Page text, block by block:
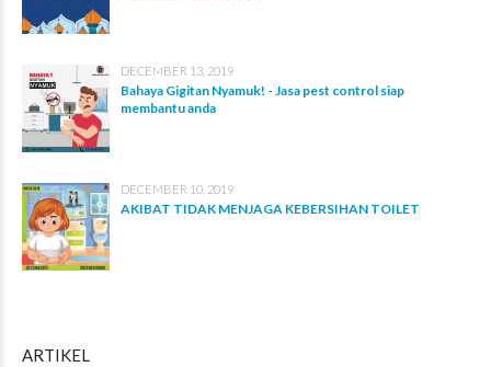
DECEMBER 13, 2019
Bahaya Gigitan Nyamuk! - Jasa pest control siap
membantu anda
DECEMBER 10, 2019
AKIBAT TIDAK MENJAGA KEBERSIHAN TOILET
ARTIKEL